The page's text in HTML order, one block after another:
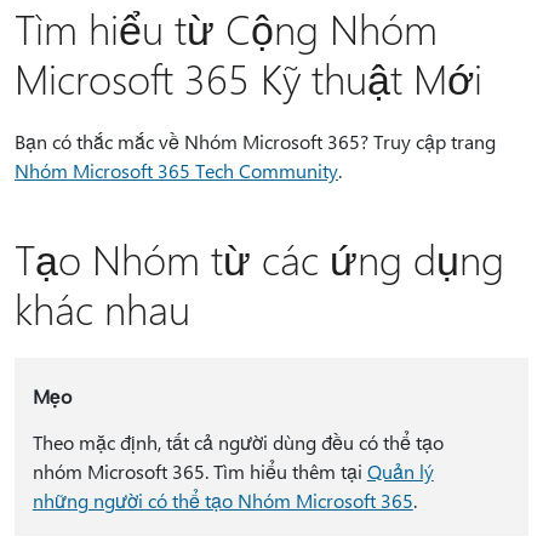
Tìm hiểu từ Cộng Nhóm
Microsoft 365 Kỹ thuật Mới
Bạn có thắc mắc về Nhóm Microsoft 365? Truy cập trang
Nhóm Microsoft 365 Tech Community.
Tạo Nhóm từ các ứng dụng
khác nhau
Mẹo
Theo mặc định, tất cả người dùng đều có thể tạo
nhóm Microsoft 365. Tìm hiểu thêm tại Quản lý
những người có thể tạo Nhóm Microsoft 365.